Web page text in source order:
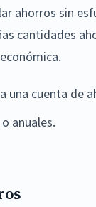
ahorros sin
cantidades
una cuenta de
anuales.